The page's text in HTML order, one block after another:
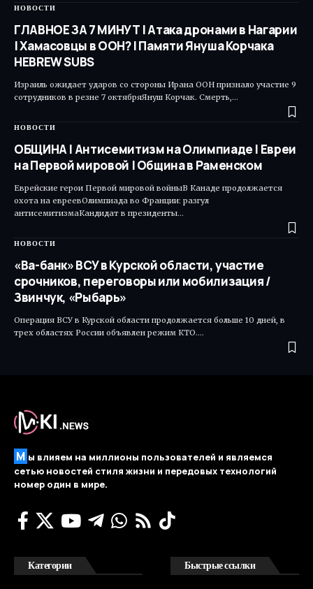
НОВОСТИ
ГЛАВНОЕ ЗА 7 МИНУТ | Атака дронами в Нагарии
| Хамасовцы в ООН? | Памяти Януша Корчака
HEBREW SUBS
Израиль ожидает ударов со стороны Ирана ООН признало участие 9
сотрудников в резне 7 октябряЯнуш Корчак. Смерть,…
НОВОСТИ
ОБЩИНА | Антисемитизм на Олимпиаде | Евреи
на Первой мировой | Община в Раменском
Еврейские герои Первой мировой войныВ Канаде продолжается
охота на евреевОлимпиада во Франции: разгул
антисемитизмаКандидат в президенты…
НОВОСТИ
«Ва-банк» ВСУ в Курской области, участие
срочников, переговоры или мобилизация /
Звинчук, «Рыбарь»
Операция ВСУ в Курской области продолжается больше 10 дней, в
трех областях России объявлен режим КТО.…
М ы влияем на миллионы пользователей и являемся
сетью новостей стиля жизни и передовых технологий
номер один в мире.
Категории Быстрые ссылки